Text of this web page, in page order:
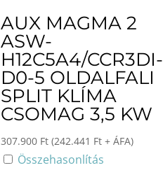
AUX MAGMA 2
ASW-
H12C5A4/CCR3DI-
D0-5 OLDALFALI
SPLIT KLÍMA
CSOMAG 3,5 KW
307.900 Ft (242.441 Ft + ÁFA)
Összehasonlítás